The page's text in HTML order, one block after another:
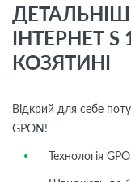
ІНТЕРНЕТ S
КОЗЯТИНІ
Відкрий для себе
GPON!
Технологія